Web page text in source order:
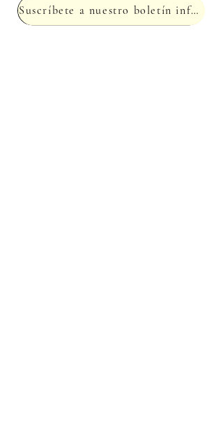
Suscríbete a nuestro boletín informativo